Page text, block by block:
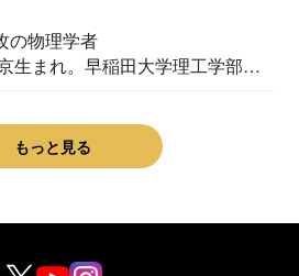
の物理学者
生まれ。早稲田大学理工学部物
もっと見る